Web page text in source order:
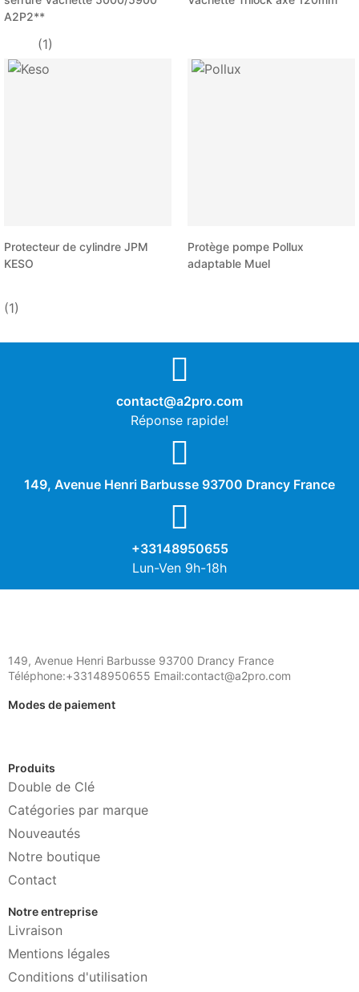
A2P2**
(1)
Protecteur de cylindre JPM
KESO
(1)
Protège pompe Pollux
adaptable Muel
contact@a2pro.com
Réponse rapide!
149, Avenue Henri Barbusse 93700 Drancy France
+33148950655
Lun-Ven 9h-18h
149, Avenue Henri Barbusse 93700 Drancy France
Téléphone:+33148950655 Email:contact@a2pro.com
Modes de paiement
Produits
Double de Clé
Catégories par marque
Nouveautés
Notre boutique
Contact
Notre entreprise
Livraison
Mentions légales
Conditions d'utilisation